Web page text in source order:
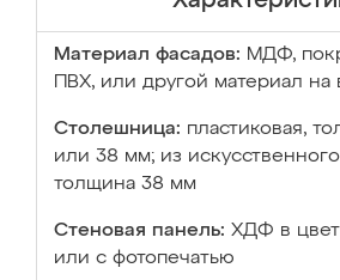
Материал фасадов: МДФ,
ПВХ, или другой материал
Столешница: пластиковая,
или 38 мм; из
толщина 38 мм
Стеновая панель: ХДФ в
или с фотопечатью